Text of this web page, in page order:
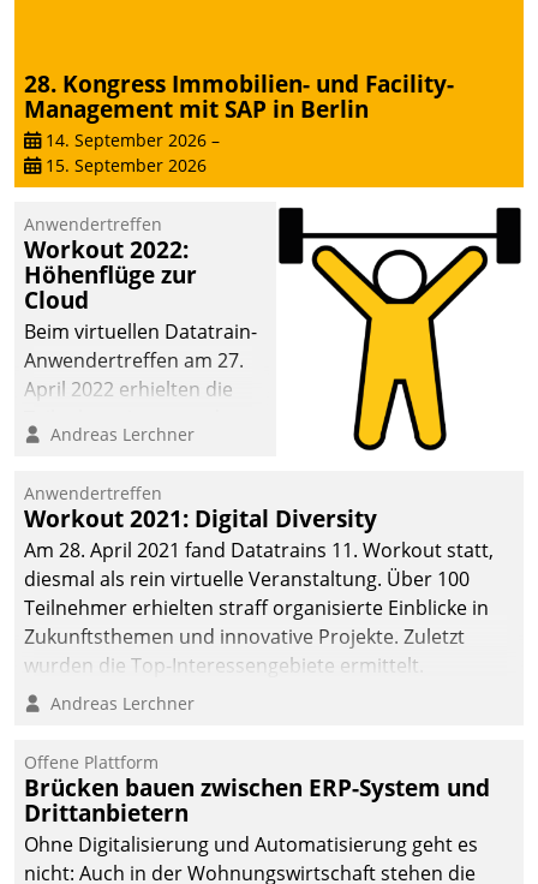
28. Kongress Immobilien- und Facility-
Management mit SAP in Berlin
14. September 2026 –
15. September 2026
Anwendertreffen
Workout 2022:
Höhenflüge zur
Cloud
Beim virtuellen Datatrain-
Anwendertreffen am 27.
April 2022 erhielten die
Teilnehmer kurzweilige
Cloud-Strategien und -
Lösungen mit hohem
Zukunftspotenzial.
Andreas Lerchner
Anwendertreffen
Workout 2021: Digital Diversity
Am 28. April 2021 fand Datatrains 11. Workout statt,
diesmal als rein virtuelle Veranstaltung. Über 100
Teilnehmer erhielten straff organisierte Einblicke in
Zukunftsthemen und innovative Projekte. Zuletzt
wurden die Top-Interessengebiete ermittelt.
Andreas Lerchner
Offene Plattform
Brücken bauen zwischen ERP-System und
Drittanbietern
Ohne Digitalisierung und Automatisierung geht es
nicht: Auch in der Wohnungswirtschaft stehen die